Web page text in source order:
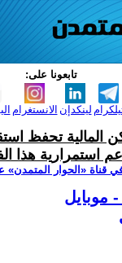
تابعونا على:
الانستغرام لينكدإن
المالية تحفظ
استمرارية هذا
قناة ‫«الحوار المتمدن»
- موبايل